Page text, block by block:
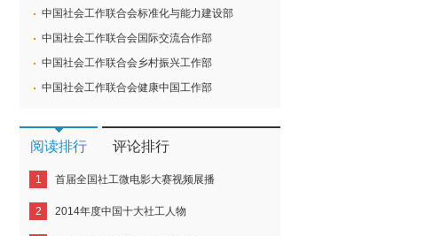
中国社会工作联合会标准化与能力建设部
中国社会工作联合会国际交流合作部
中国社会工作联合会乡村振兴工作部
中国社会工作联合会健康中国工作部
阅读排行 评论排行
1 首届全国社工微电影大赛视频展播
2 2014年度中国十大社工人物